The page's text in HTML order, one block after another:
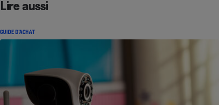
Lire aussi
GUIDE D'ACHAT